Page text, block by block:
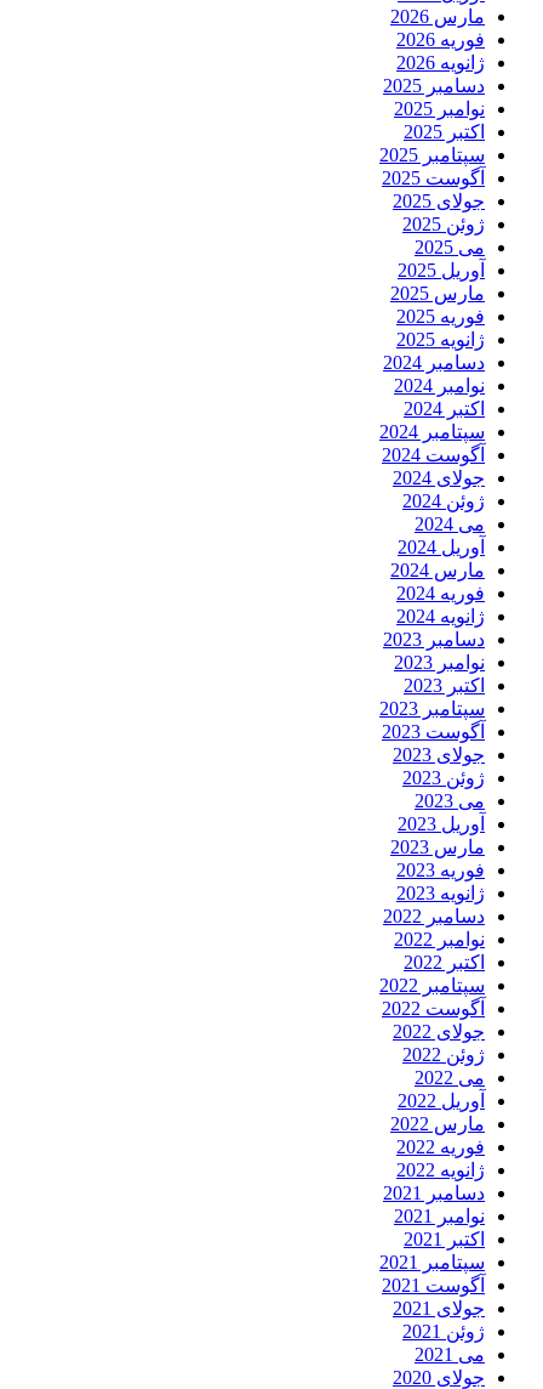
مارس 2026
فوریه 2026
ژانویه 2026
دسامبر 2025
نوامبر 2025
اکتبر 2025
سپتامبر 2025
آگوست 2025
جولای 2025
ژوئن 2025
می 2025
آوریل 2025
مارس 2025
فوریه 2025
ژانویه 2025
دسامبر 2024
نوامبر 2024
اکتبر 2024
سپتامبر 2024
آگوست 2024
جولای 2024
ژوئن 2024
می 2024
آوریل 2024
مارس 2024
فوریه 2024
ژانویه 2024
دسامبر 2023
نوامبر 2023
اکتبر 2023
سپتامبر 2023
آگوست 2023
جولای 2023
ژوئن 2023
می 2023
آوریل 2023
مارس 2023
فوریه 2023
ژانویه 2023
دسامبر 2022
نوامبر 2022
اکتبر 2022
سپتامبر 2022
آگوست 2022
جولای 2022
ژوئن 2022
می 2022
آوریل 2022
مارس 2022
فوریه 2022
ژانویه 2022
دسامبر 2021
نوامبر 2021
اکتبر 2021
سپتامبر 2021
آگوست 2021
جولای 2021
ژوئن 2021
می 2021
جولای 2020